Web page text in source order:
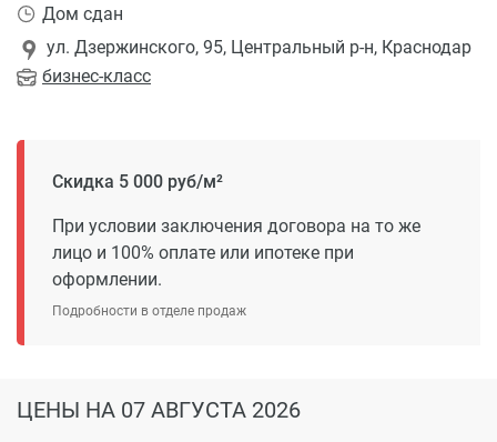
бизнес-класс
ул. Дзержинского, 95, Центральный р-н, Краснодар
Дом сдан
Скидка 5 000 руб/м²
При условии заключения договора на то же
лицо и 100% оплате или ипотеке при
оформлении.
Подробности в отделе продаж
ЦЕНЫ НА 07 АВГУСТА 2026